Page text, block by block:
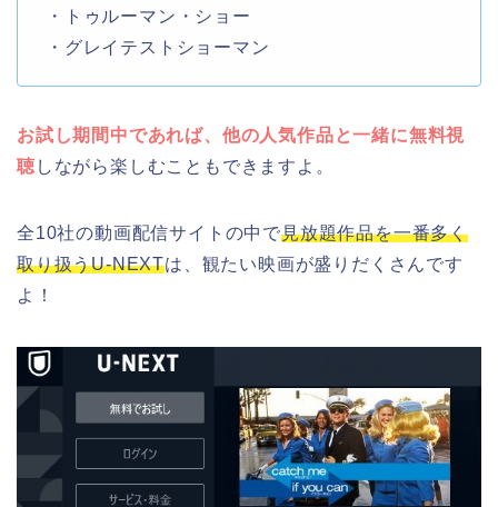
・トゥルーマン・ショー
・グレイテストショーマン
お試し期間中であれば、他の人気作品と一緒に無料視
聴 しながら楽しむこともできますよ。
全10社の動画配信サイトの中で見放題作品を一番多く
取り扱うU-NEXTは、観たい映画が盛りだくさんです
よ！